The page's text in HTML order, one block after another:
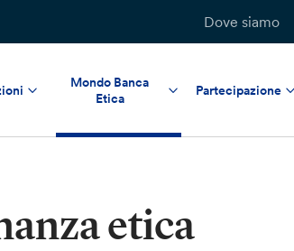
Dove siamo
Mondo Banca
Etica
Partecipazione
etica